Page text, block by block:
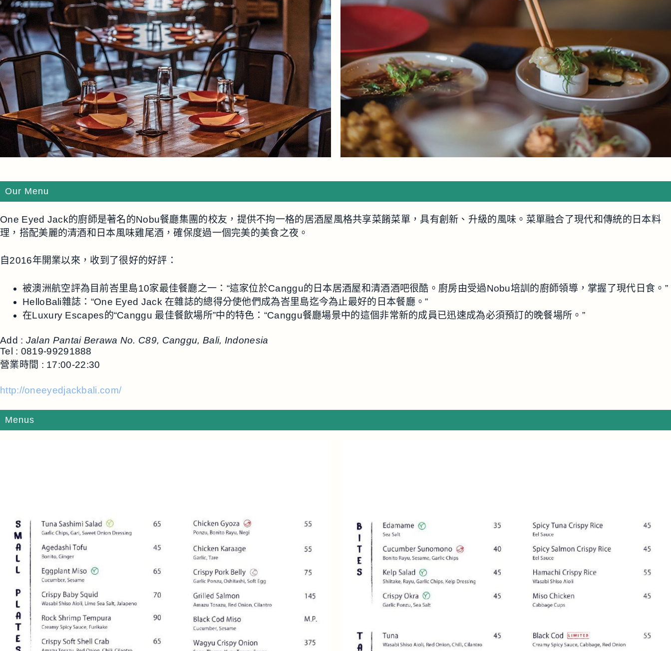
Our Menu
One Eyed Jack的廚師是著名的Nobu餐廳集團的校友，提供不拘一格的居酒屋風格共享菜餚菜單，具有創新、升級的風味。菜單融合了現代和傳統的日本料
理，搭配美麗的清酒和日本風味雞尾酒，確保度過一個完美的美食之夜。
自2016年開業以來，收到了很好的好評：
被澳洲航空評為目前峇里島10家最佳餐廳之一：“這家位於Canggu的日本居酒屋和清酒酒吧很酷。廚房由受過Nobu培訓的廚師領導，掌握了現代日食。”
HelloBali雜誌：“One Eyed Jack 在雜誌的總得分使他們成為峇里島迄今為止最好的日本餐廳。”
在Luxury Escapes的“Canggu 最佳餐飲場所”中的特色：“Canggu餐廳場景中的這個非常新的成員已迅速成為必須預訂的晚餐場所。”
Add : Jalan Pantai Berawa No. C89, Canggu, Bali, Indonesia
Tel : 0819-99291888
營業時間 : 17:00-22:30
http://oneeyedjackbali.com/
Menus